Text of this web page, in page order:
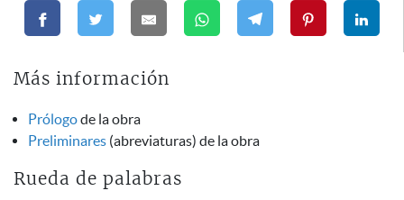
Más información
Prólogode la obra
Preliminares (abreviaturas) de la obra
Rueda de palabras